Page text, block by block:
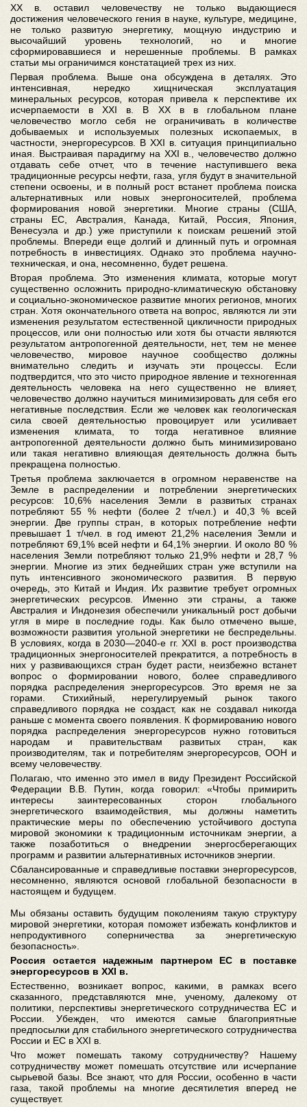
ХХ в. оставил человечеству не только выдающиеся
достижения человеческого гения в науке, культуре, медицине,
не только развитую энергетику, мощную индустрию и
высочайший уровень технологий, но и многие
сформировавшиеся и нерешенные проблемы. В рамках
статьи мы ограничимся констатацией трех из них.
Первая проблема. Выше она обсуждена в деталях. Это
интенсивная, нередко хищническая эксплуатация
минеральных ресурсов, которая привела к перспективе их
исчерпаемости в XXI в. В ХХ в в глобальном плане
человечество могло себя не ограничивать в количестве
добываемых и используемых полезных ископаемых, в
частности, энергоресурсов. В XXI в. ситуация принципиально
иная. Выстраивая парадигму на XXI в., человечество должно
отдавать себе отчет, что в течение наступившего века
традиционные ресурсы нефти, газа, угля будут в значительной
степени освоены, и в полный рост встанет проблема поиска
альтернативных или новых энергоносителей, проблема
формирования новой энергетики. Многие страны (США,
страны ЕС, Австралия, Канада, Китай, Россия, Япония,
Венесуэла и др.) уже приступили к поискам решений этой
проблемы. Впереди еще долгий и длинный путь и огромная
потребность в инвестициях. Однако это проблема научно-
техническая, и она, несомненно, будет решена.
Вторая проблема. Это изменения климата, которые могут
существенно осложнить природно-климатическую обстановку
и социально-экономическое развитие многих регионов, многих
стран. Хотя окончательного ответа на вопрос, являются ли эти
изменения результатом естественной цикличности природных
процессов, или они полностью или хотя бы отчасти являются
результатом антропогенной деятельности, нет, тем не менее
человечество, мировое научное сообщество должны
внимательно следить и изучать эти процессы. Если
подтвердится, что это чисто природное явление и техногенная
деятельность человека на него существенно не влияет,
человечество должно научиться минимизировать для себя его
негативные последствия. Если же человек как геологическая
сила своей деятельностью провоцирует или усиливает
изменения климата, то тогда негативное влияние
антропогенной деятельности должно быть минимизировано
или такая негативно влияющая деятельность должна быть
прекращена полностью.
Третья проблема заключается в огромном неравенстве на
Земле в распределении и потреблении энергетических
ресурсов: 10,6% населения Земли в развитых странах
потребляют 55 % нефти (более 2 т/чел.) и 40,3 % всей
энергии. Две группы стран, в которых потребление нефти
превышает 1 т/чел. в год имеют 21,2% населения Земли и
потребляют 69,1% всей нефти и 64,1% энергии. И около 80 %
населения Земли потребляют только 21,9% нефти и 28,7 %
энергии. Многие из этих беднейших стран уже вступили на
путь интенсивного экономического развития. В первую
очередь, это Китай и Индия. Их развитие требует огромных
энергетических ресурсов. Именно эти страны, а также
Австралия и Индонезия обеспечили уникальный рост добычи
угля в мире в последние годы. Как было отмечено выше,
возможности развития угольной энергетики не беспредельны.
В условиях, когда в 2030—2040-е гг. XXI в. рост производства
традиционных энергоносителей прекратится, а потребность в
них у развивающихся стран будет расти, неизбежно встанет
вопрос о формировании нового, более справедливого
порядка распределения энергоресурсов. Это время не за
горами. Стихийный, нерегулируемый рынок такого
справедливого порядка не создаст, как не создавал никогда
раньше с момента своего появления. К формированию нового
порядка распределения энергоресурсов нужно готовиться
народам и правительствам развитых стран, как
производителям, так и потребителям энергоресурсов, ООН и
всему человечеству.
Полагаю, что именно это имел в виду Президент Российской
Федерации В.В. Путин, когда говорил: «Чтобы примирить
интересы заинтересованных сторон глобального
энергетического взаимодействия, мы должны наметить
практические меры по обеспечению устойчивого доступа
мировой экономики к традиционным источникам энергии, а
также позаботиться о внедрении энергосберегающих
программ и развитии альтернативных источников энергии.
Сбалансированные и справедливые поставки энергоресурсов,
несомненно, являются основой глобальной безопасности в
настоящем и будущем.
Мы обязаны оставить будущим поколениям такую структуру
мировой энергетики, которая поможет избежать конфликтов и
непродуктивного соперничества за энергетическую
безопасность».
Россия остается надежным партнером ЕС в поставке
энергоресурсов в XXI в.
Естественно, возникает вопрос, какими, в рамках всего
сказанного, представляются мне, ученому, далекому от
политики, перспективы энергетического сотрудничества ЕС и
России. Убежден, что имеются самые благоприятные
предпосылки для стабильного энергетического сотрудничества
России и ЕС в XXI в.
Что может помешать такому сотрудничеству? Нашему
сотрудничеству может помешать отсутствие или исчерпание
сырьевой базы. Все знают, что для России, особенно в части
газа, такой проблемы на многие десятилетия вперед не
существует.